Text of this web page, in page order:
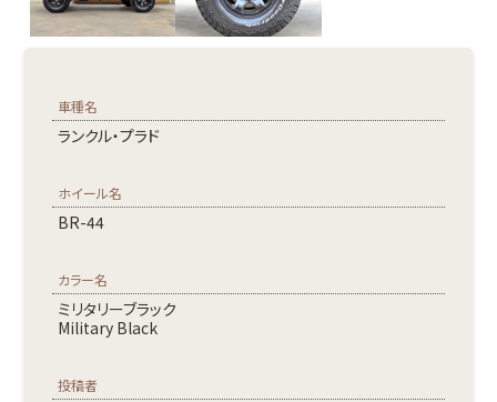
車種名
ランクル・プラド
ホイール名
BR-44
カラー名
ミリタリーブラック
Military Black
投稿者